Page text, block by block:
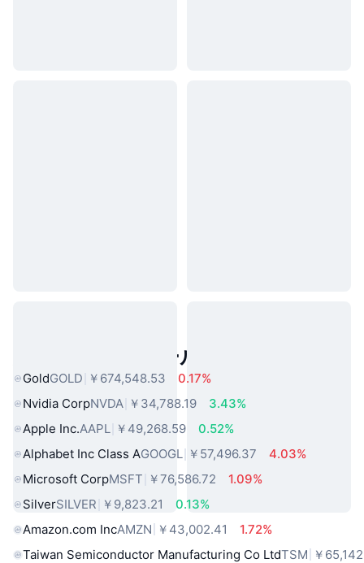
人気のリアルワールドアセット
GoldGOLD ￥674,548.53
0.17%
Nvidia CorpNVDA ￥34,788.19
3.43%
Apple Inc.AAPL ￥49,268.59
0.52%
Alphabet Inc Class AGOOGL ￥57,496.37
4.03%
Microsoft CorpMSFT ￥76,586.72
1.09%
SilverSILVER ￥9,823.21
0.13%
Amazon.com IncAMZN ￥43,002.41
1.72%
Taiwan Semiconductor Manufacturing Co LtdTSM ￥